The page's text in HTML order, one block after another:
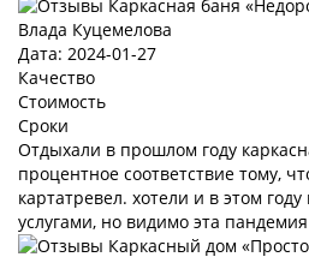
Влада Куцемелова
Дата: 2024-01-27
Качество
Стоимость
Сроки
Отдыхали в прошлом году
процентное соответствие тому,
картатревел. хотели и в этом
услугами, но видимо эта